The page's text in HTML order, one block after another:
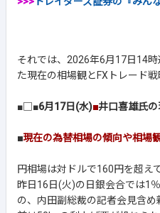
それでは、2026年6月17日14
た現在の相場観とFXトレード戦
■□■6月17日(水)■井口喜雄氏
■現在の為替相場の傾向や相場
円相場は対ドルで160円を超え
昨日16日(火)の日銀会合では1
の、内田副総裁の記者会見含